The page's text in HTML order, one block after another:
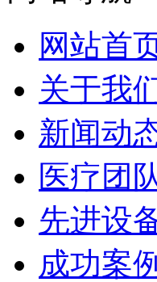
网站首
关于我
新闻动
医疗团
先进设
成功案例